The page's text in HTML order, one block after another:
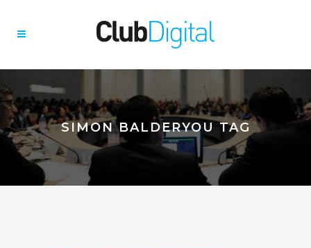
SIMON BALDERYOU TAG